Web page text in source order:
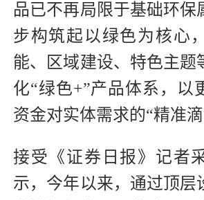
品已不再局限于基础环保
步构筑起以绿色为核心
能、区域建设、特色主题
化“绿色+”产品体系，以
资金对实体需求的“精准滴
接受《证券日报》记者
示，今年以来，通过顶层